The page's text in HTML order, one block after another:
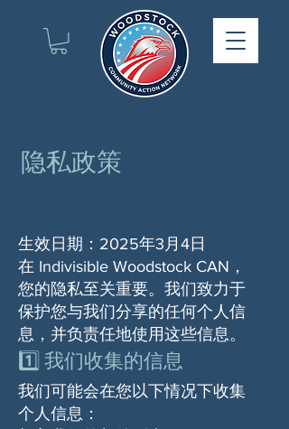
隐私政策
生效日期：2025年3月4日
在 Indivisible Woodstock CAN，
您的隐私至关重要。我们致力于
保护您与我们分享的任何个人信
息，并负责任地使用这些信息。
1️⃣ 我们收集的信息
我们可能会在您以下情况下收集
个人信息：